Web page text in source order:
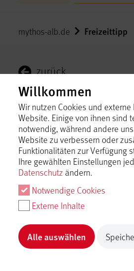
mythos-alb.de Freizeittipp
zurück
Über uns
Veranstaltung
Mythos Schwäbische Alb
Willkommen
Wir nutzen Cookies und
Website. Einige von ihnen sind
notwendig, während andere
Website zu verbessern oder
Funktionalitäten zur Verfügung
Ihre gewählten Einstellungen
Datenschutz ändern.
Notwendige Cookies
Externe Inhalte
Alle auswählen